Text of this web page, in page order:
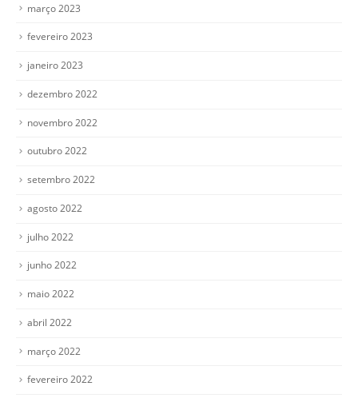
março 2023
fevereiro 2023
janeiro 2023
dezembro 2022
novembro 2022
outubro 2022
setembro 2022
agosto 2022
julho 2022
junho 2022
maio 2022
abril 2022
março 2022
fevereiro 2022